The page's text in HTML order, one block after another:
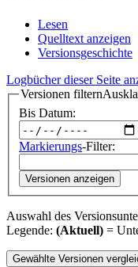
Lesen
Quelltext anzeigen
Versionsgeschichte
Logbücher dieser Seite
Versionen filtern
Bis Datum:
Markierungs-Filter:
Versionen anzeigen
Auswahl des
Legende: (Aktuell) =